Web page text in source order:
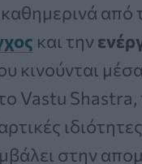
από
και την
κινούνται
Vastu Shastra,
στην